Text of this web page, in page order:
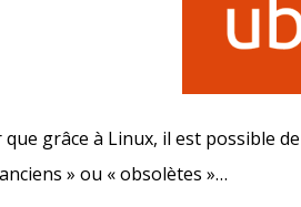
que grâce à Linux, il est possible
» ou « obsolètes »…